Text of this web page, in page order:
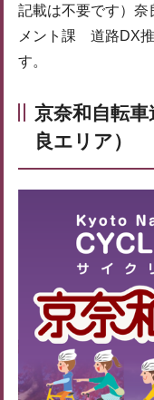
記載は不要です）
メント課 道路DX
す。
京奈和自転
良エリア）